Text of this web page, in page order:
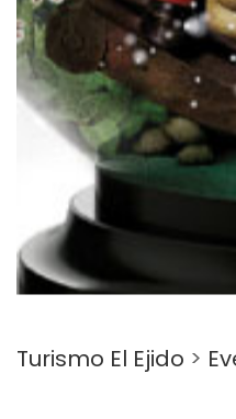
Turismo El Ejido >